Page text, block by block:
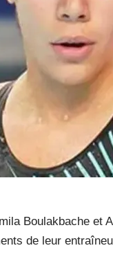
Boulakbache et
de leur